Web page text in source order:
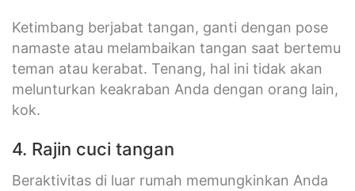
Ketimbang berjabat tangan, ganti dengan pose
namaste atau melambaikan tangan saat bertemu
teman atau kerabat. Tenang, hal ini tidak akan
melunturkan keakraban Anda dengan orang lain,
kok.
4. Rajin cuci tangan
Beraktivitas di luar rumah memungkinkan Anda